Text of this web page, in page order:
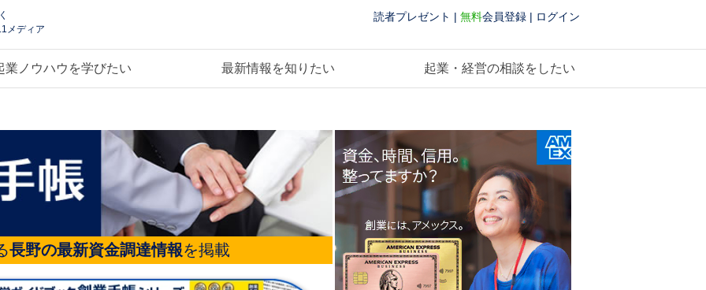
メディア
読者プレゼント | 無料会員登録 | ログイン
業ノウハウを学びたい 最新情報を知りたい 起業・経営の相談をしたい
長野の最新資金調達情報を掲載